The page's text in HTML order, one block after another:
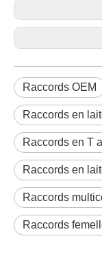
Raccords OEM
Raccords en
Raccords en T
Raccords en
Raccords
Raccords